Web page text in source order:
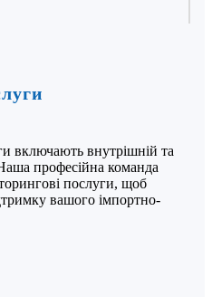
включають внутрішній та
професійна команда
послуги, щоб
вашого імпортно-